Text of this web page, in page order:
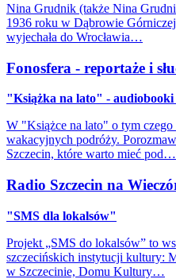
Nina Grudnik (także Nina
1936 roku w Dąbrowie
wyjechała do Wrocławia…
Fonosfera - reportaże i
"Książka na lato" - audiobooki
W "Książce na lato" o tym czego
wakacyjnych podróży.
Szczecin, które warto mieć pod…
Radio Szczecin na
"SMS dla lokalsów"
Projekt „SMS do lokalsów” to
szczecińskich instytucji kultury:
w Szczecinie, Domu Kultury…